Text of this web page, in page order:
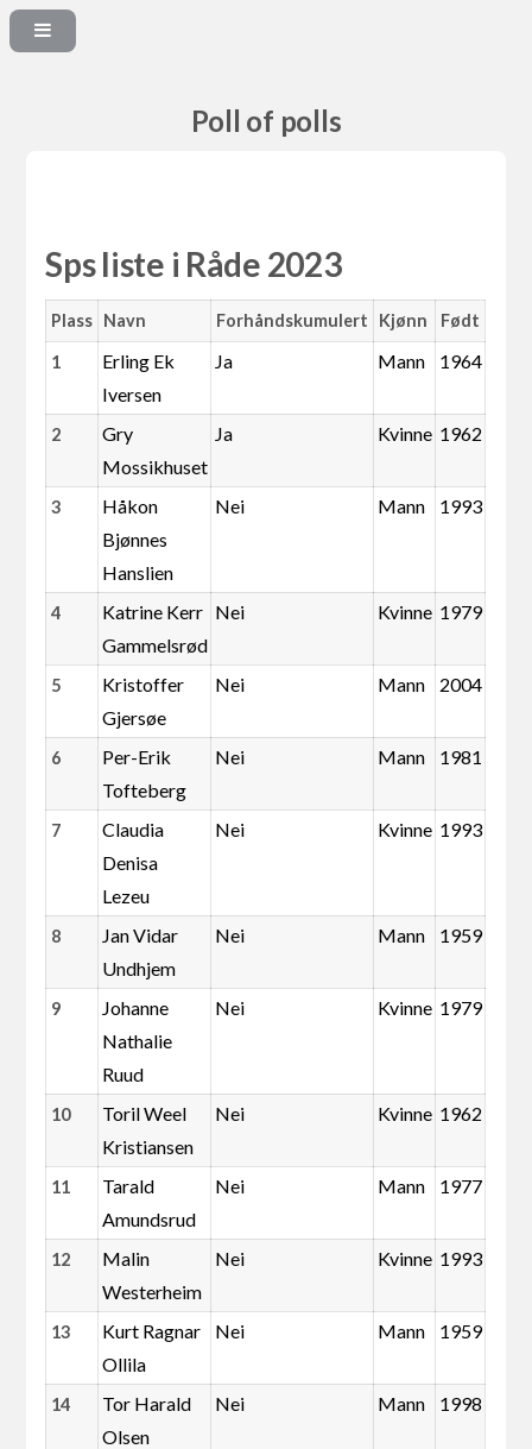
Poll of polls
Sps liste i Råde 2023
Plass Navn Forhåndskumulert Kjønn Født
1
Erling Ek
Iversen
Ja Mann 1964
2
Gry
Mossikhuset
Ja Kvinne 1962
3
Håkon
Bjønnes
Hanslien
Nei Mann 1993
4
Katrine Kerr
Gammelsrød
Nei Kvinne 1979
5
Kristoffer
Gjersøe
Nei Mann 2004
6
Per-Erik
Tofteberg
Nei Mann 1981
7
Claudia
Denisa
Lezeu
Nei Kvinne 1993
8
Jan Vidar
Undhjem
Nei Mann 1959
9
Johanne
Nathalie
Ruud
Nei Kvinne 1979
10
Toril Weel
Kristiansen
Nei Kvinne 1962
11
Tarald
Amundsrud
Nei Mann 1977
12
Malin
Westerheim
Nei Kvinne 1993
13
Kurt Ragnar
Ollila
Nei Mann 1959
14
Tor Harald
Olsen
Nei Mann 1998